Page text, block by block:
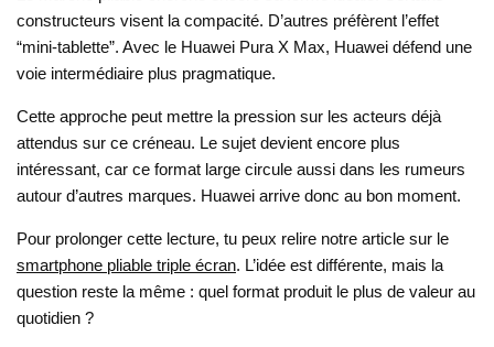
constructeurs visent la compacité. D’autres préfèrent l’effet
“mini-tablette”. Avec le Huawei Pura X Max, Huawei défend une
voie intermédiaire plus pragmatique.
Cette approche peut mettre la pression sur les acteurs déjà
attendus sur ce créneau. Le sujet devient encore plus
intéressant, car ce format large circule aussi dans les rumeurs
autour d’autres marques. Huawei arrive donc au bon moment.
Pour prolonger cette lecture, tu peux relire notre article sur le
smartphone pliable triple écran. L’idée est différente, mais la
question reste la même : quel format produit le plus de valeur au
quotidien ?